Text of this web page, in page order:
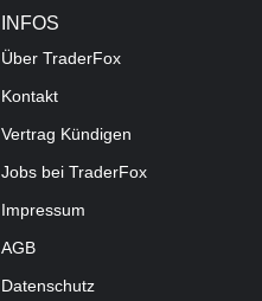
INFOS
Über TraderFox
Kontakt
Vertrag Kündigen
Jobs bei TraderFox
Impressum
AGB
Datenschutz